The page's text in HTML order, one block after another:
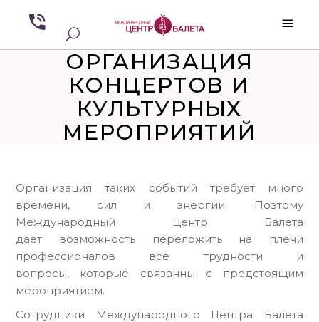
ОРГАНИЗАЦИЯ
КОНЦЕРТОВ И
КУЛЬТУРНЫХ
МЕРОПРИЯТИЙ
Организация таких событий требует много
времени, сил и энергии. Поэтому
Международный Центр Балета
дает возможность переложить на плечи
профессионалов все трудности и
вопросы, которые связанны с предстоящим
мероприятием.
Сотрудники Международного Центра Балета